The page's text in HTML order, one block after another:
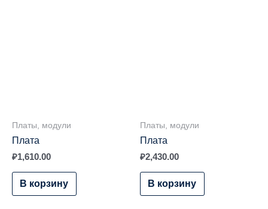
Платы, модули
Плата
₽1,610.00
В корзину
Платы, модули
Плата
₽2,430.00
В корзину